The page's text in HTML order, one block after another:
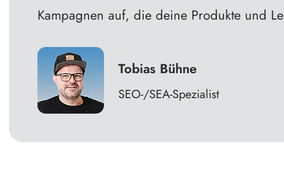
Kampagnen auf, die deine Produkte und
Tobias Bühne
SEO-/SEA-Spezialist